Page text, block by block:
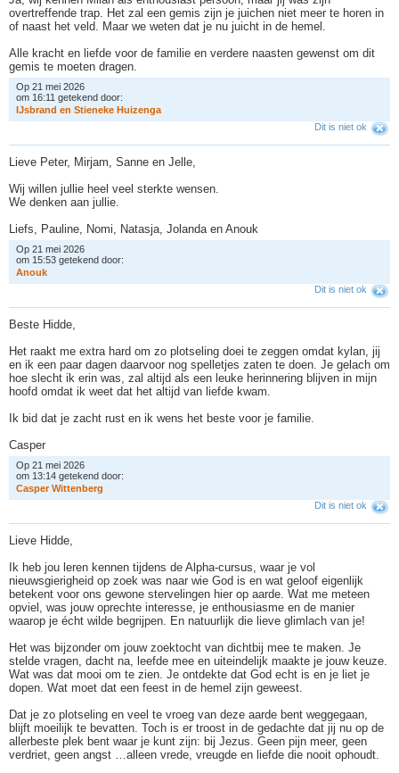
overtreffende trap. Het zal een gemis zijn je juichen niet meer te horen in
of naast het veld. Maar we weten dat je nu juicht in de hemel.
Alle kracht en liefde voor de familie en verdere naasten gewenst om dit
gemis te moeten dragen.
Op 21 mei 2026
om 16:11 getekend door:
IJsbrand en Stieneke Huizenga
Dit is niet ok
Lieve Peter, Mirjam, Sanne en Jelle,
Wij willen jullie heel veel sterkte wensen.
We denken aan jullie.
Liefs, Pauline, Nomi, Natasja, Jolanda en Anouk
Op 21 mei 2026
om 15:53 getekend door:
Anouk
Dit is niet ok
Beste Hidde,
Het raakt me extra hard om zo plotseling doei te zeggen omdat kylan, jij
en ik een paar dagen daarvoor nog spelletjes zaten te doen. Je gelach om
hoe slecht ik erin was, zal altijd als een leuke herinnering blijven in mijn
hoofd omdat ik weet dat het altijd van liefde kwam.
Ik bid dat je zacht rust en ik wens het beste voor je familie.
Casper
Op 21 mei 2026
om 13:14 getekend door:
Casper Wittenberg
Dit is niet ok
Lieve Hidde,
Ik heb jou leren kennen tijdens de Alpha-cursus, waar je vol
nieuwsgierigheid op zoek was naar wie God is en wat geloof eigenlijk
betekent voor ons gewone stervelingen hier op aarde. Wat me meteen
opviel, was jouw oprechte interesse, je enthousiasme en de manier
waarop je écht wilde begrijpen. En natuurlijk die lieve glimlach van je!
Het was bijzonder om jouw zoektocht van dichtbij mee te maken. Je
stelde vragen, dacht na, leefde mee en uiteindelijk maakte je jouw keuze.
Wat was dat mooi om te zien. Je ontdekte dat God echt is en je liet je
dopen. Wat moet dat een feest in de hemel zijn geweest.
Dat je zo plotseling en veel te vroeg van deze aarde bent weggegaan,
blijft moeilijk te bevatten. Toch is er troost in de gedachte dat jij nu op de
allerbeste plek bent waar je kunt zijn: bij Jezus. Geen pijn meer, geen
verdriet, geen angst …alleen vrede, vreugde en liefde die nooit ophoudt.